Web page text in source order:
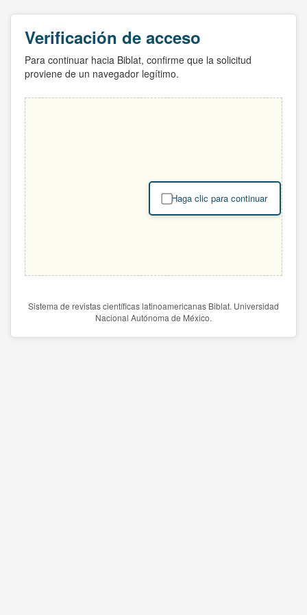
Verificación de acceso
Para continuar hacia Biblat, confirme que la solicitud
proviene de un navegador legítimo.
Haga clic para continuar
Sistema de revistas científicas latinoamericanas Biblat. Universidad
Nacional Autónoma de México.